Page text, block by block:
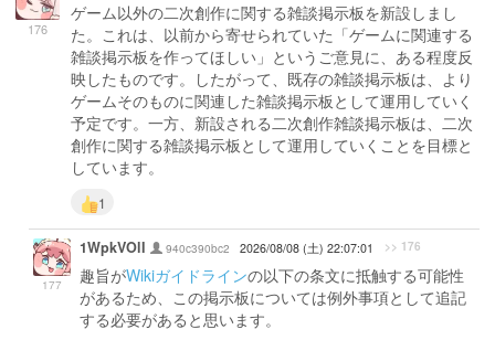
176
ゲーム以外の二次創作に関する雑談掲示板を新設しまし
た。これは、以前から寄せられていた「ゲームに関連する
雑談掲示板を作ってほしい」というご意見に、ある程度反
映したものです。したがって、既存の雑談掲示板は、より
ゲームそのものに関連した雑談掲示板として運用していく
予定です。一方、新設される二次創作雑談掲示板は、二次
創作に関する雑談掲示板として運用していくことを目標と
しています。
1
177
1WpkVOlI 940c390bc2 2026/08/08 (土) 22:07:01 >> 176
趣旨がWikiガイドラインの以下の条文に抵触する可能性
があるため、この掲示板については例外事項として追記
する必要があると思います。